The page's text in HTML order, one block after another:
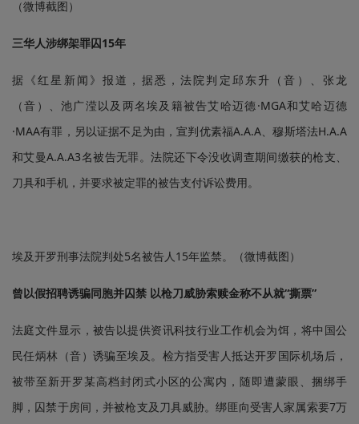
（微博截图）
三华人涉绑架罪囚15年
据《红星新闻》报道，据悉，法院判定邱东升（音）、张龙
（音）、池广滢以及两名埃及籍被告艾哈迈德·MGA和艾哈迈德
·MAA有罪，另以证据不足为由，宣判优素福A.A.A、穆斯塔法H.A.A
和艾曼A.A.A3名被告无罪。法院还下令没收调查期间缴获的枪支、
刀具和手机，并要求被定罪的被告支付诉讼费用。
埃及开罗刑事法院判处5名被告人15年监禁。（微博截图）
曾以假招聘诱骗同胞并囚禁 以枪刀威胁索赎金称不从就“撕票”
法庭文件显示，被告以提供资讯科技行业工作机会为饵，将中国公
民任炳林（音）诱骗至埃及。检方指受害人抵达开罗国际机场后，
被带至新开罗某高档封闭式小区的公寓内，随即遭蒙眼、捆绑手
脚，囚禁于房间，并被枪支及刀具威胁。绑匪向受害人家属索要7万